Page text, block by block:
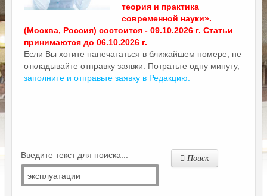
теория и практика
современной науки».
(Москва, Россия) состоится - 09.10.2026 г. Статьи
принимаются до 06.10.2026 г.
Если Вы хотите напечататься в ближайшем номере, не
откладывайте отправку заявки. Потратьте одну минуту,
заполните и отправьте заявку в Редакцию.
Введите текст для поиска... Поиск